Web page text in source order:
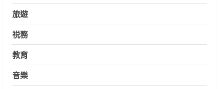
旅遊
祱務
教育
音樂